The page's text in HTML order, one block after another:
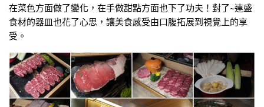
在菜色方面做了變化，在手做甜點方面也下了功夫！對了~連盛
食材的器皿也花了心思，讓美食感受由口腹拓展到視覺上的享
受。